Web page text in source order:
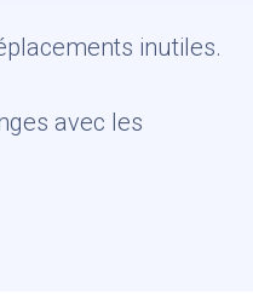
inutiles.
avec les